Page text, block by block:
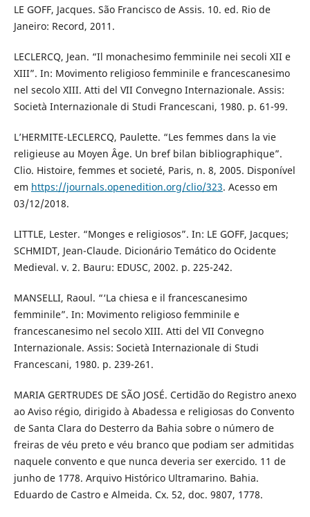
LE GOFF, Jacques. São Francisco de Assis. 10. ed. Rio de
Janeiro: Record, 2011.
LECLERCQ, Jean. “Il monachesimo femminile nei secoli XII e
XIII”. In: Movimento religioso femminile e francescanesimo
nel secolo XIII. Atti del VII Convegno Internazionale. Assis:
Società Internazionale di Studi Francescani, 1980. p. 61-99.
L’HERMITE-LECLERCQ, Paulette. “Les femmes dans la vie
religieuse au Moyen Âge. Un bref bilan bibliographique”.
Clio. Histoire, femmes et societé, Paris, n. 8, 2005. Disponível
em https://journals.openedition.org/clio/323. Acesso em
03/12/2018.
LITTLE, Lester. “Monges e religiosos”. In: LE GOFF, Jacques;
SCHMIDT, Jean-Claude. Dicionário Temático do Ocidente
Medieval. v. 2. Bauru: EDUSC, 2002. p. 225-242.
MANSELLI, Raoul. “‘La chiesa e il francescanesimo
femminile”. In: Movimento religioso femminile e
francescanesimo nel secolo XIII. Atti del VII Convegno
Internazionale. Assis: Società Internazionale di Studi
Francescani, 1980. p. 239-261.
MARIA GERTRUDES DE SÃO JOSÉ. Certidão do Registro anexo
ao Aviso régio, dirigido à Abadessa e religiosas do Convento
de Santa Clara do Desterro da Bahia sobre o número de
freiras de véu preto e véu branco que podiam ser admitidas
naquele convento e que nunca deveria ser exercido. 11 de
junho de 1778. Arquivo Histórico Ultramarino. Bahia.
Eduardo de Castro e Almeida. Cx. 52, doc. 9807, 1778.